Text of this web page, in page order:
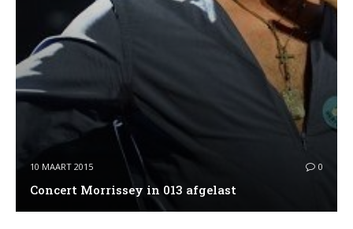
10 MAART 2015 0
Concert Morrissey in 013 afgelast